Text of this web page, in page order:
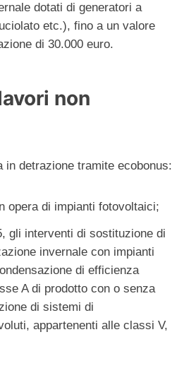
dotati di generatori a
etc.), fino a un valore
di 30.000 euro.
non
in detrazione tramite ecobonus:
opera di impianti fotovoltaici;
gli interventi di sostituzione di
invernale con impianti
di efficienza
A di prodotto con o senza
di sistemi di
appartenenti alle classi V,